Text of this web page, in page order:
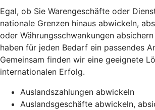
Egal, ob Sie Warengeschäfte oder
nationale Grenzen hinaus abwickeln,
oder Währungsschwankungen
haben für jeden Bedarf ein passendes
Gemeinsam finden wir eine geeignete
internationalen Erfolg.
Auslandszahlungen abwickeln
Auslandsgeschäfte abwickeln,